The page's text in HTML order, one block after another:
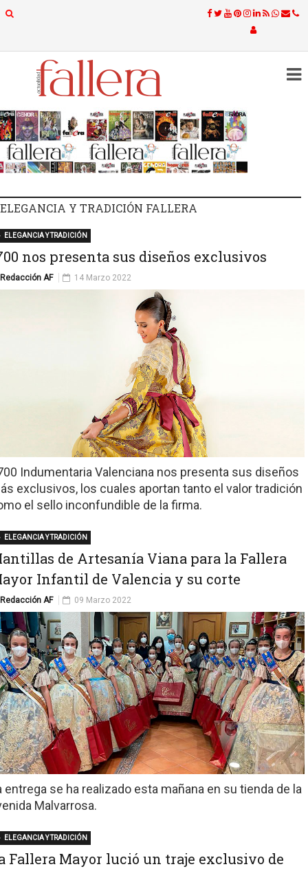
ELEGANCIA Y TRADICIÓN FALLERA
nos presenta sus diseños exclusivos
Redacción AF
ELEGANCIA Y TRADICIÓN
14 Marzo 2022
Indumentaria Valenciana nos presenta sus diseños
exclusivos, los cuales aportan tanto el valor tradición
el sello inconfundible de la firma.
de Artesanía Viana para la Fallera
Infantil de Valencia y su corte
Redacción AF
ELEGANCIA Y TRADICIÓN
09 Marzo 2022
entrega se ha realizado esta mañana en su tienda de la
Malvarrosa.
Fallera Mayor lució un traje exclusivo de
ELEGANCIA Y TRADICIÓN